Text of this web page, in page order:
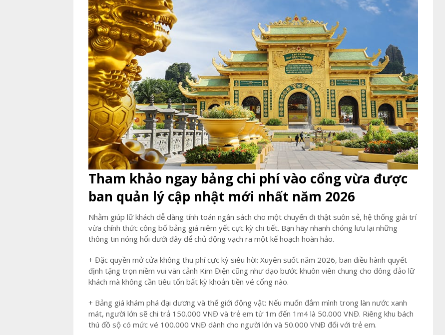
Tham khảo ngay bảng chi phí vào cổng vừa được
ban quản lý cập nhật mới nhất năm 2026
Nhằm giúp lữ khách dễ dàng tính toán ngân sách cho một chuyến đi thật suôn sẻ, hệ thống giải trí
vừa chính thức công bố bảng giá niêm yết cực kỳ chi tiết. Bạn hãy nhanh chóng lưu lại những
thông tin nóng hổi dưới đây để chủ động vạch ra một kế hoạch hoàn hảo.
+ Đặc quyền mở cửa không thu phí cực kỳ siêu hời: Xuyên suốt năm 2026, ban điều hành quyết
định tặng trọn niềm vui vãn cảnh Kim Điện cũng như dạo bước khuôn viên chung cho đông đảo lữ
khách mà không cần tiêu tốn bất kỳ khoản tiền vé cổng nào.
+ Bảng giá khám phá đại dương và thế giới động vật: Nếu muốn đắm mình trong làn nước xanh
mát, người lớn sẽ chi trả 150.000 VNĐ và trẻ em từ 1m đến 1m4 là 50.000 VNĐ. Riêng khu bách
thú đồ sộ có mức vé 100.000 VNĐ dành cho người lớn và 50.000 VNĐ đối với trẻ em.